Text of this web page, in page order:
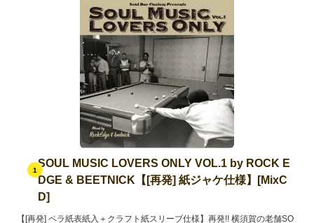
1
SOUL MUSIC LOVERS ONLY VOL.1 by ROCK E
DGE & BEETNICK【[再発] 紙ジャケ仕様】[MixC
D]
【[再発] ペラ紙表紙入＋クラフト紙スリーブ仕様】再発!! 横須賀の老舗SO